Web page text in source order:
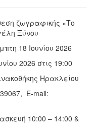
ζωγραφικής «Το
Ξύνου
18 Ιουνίου 2026
2026 στις 19:00
Ηρακλείου
E-mail:
10:00 – 14:00 &